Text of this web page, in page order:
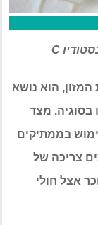
C
, הוא נושא
. מצד
בממתיקים
צריכה של
אצל חולי